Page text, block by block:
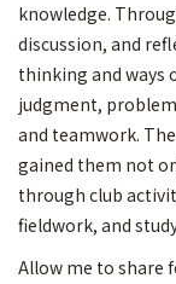
knowledge.
discussion, and
thinking and ways
judgment,
and teamwork.
gained them not
through club
fieldwork, and
Allow me to share